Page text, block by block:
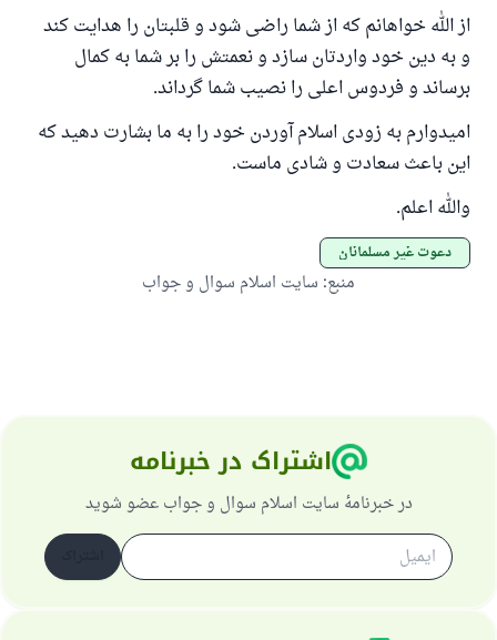
از الله خواهانم که از شما راضی شود و قلبتان را هدایت کند
و به دین خود واردتان سازد و نعمتش را بر شما به کمال
برساند و فردوس اعلی را نصیب شما گرداند.
امیدوارم به زودی اسلام آوردن خود را به ما بشارت دهید که
این باعث سعادت و شادی ماست.
والله اعلم.
دعوت غیر مسلمانان
منبع: سایت اسلام سوال و جواب
اشتراک در خبرنامه
در خبرنامهٔ سایت اسلام سوال و جواب عضو شوید